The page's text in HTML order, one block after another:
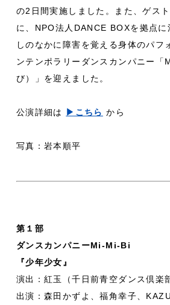
の2日間実施しました。また、ゲス
に、NPO法人DANCE BOXを拠点に
しのなかに障害を覚える身体のパフ
ンテンポラリーダンスカンパニー
び）」を迎えました。
公演詳細は ▶︎こちら から
写真：岩本順平
第１部
ダンスカンパニーMi-Mi-Bi
『少年少女』
演出：紅玉（千日前青空ダンス倶楽
出演：森田かずよ、福角幸子、